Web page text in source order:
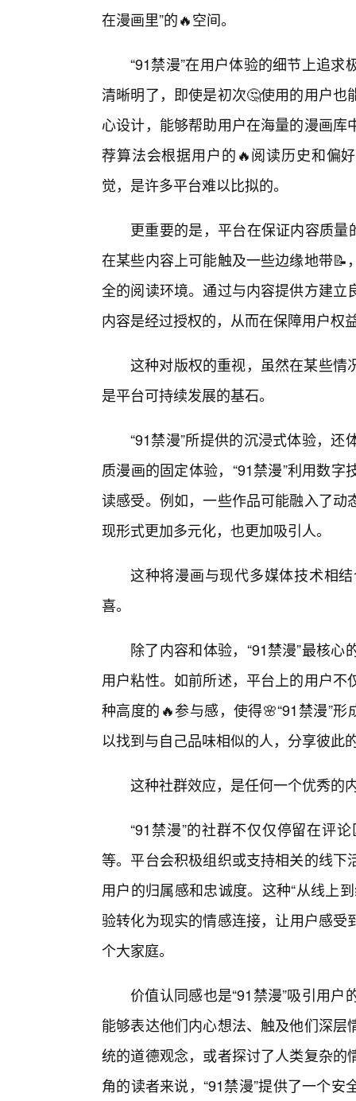
在漫画里”的🔥空间。
“91禁漫”在用户体验的细节上追
清晰明了，即使是初次🤔使用的用户
心设计，能够帮助用户在海量的漫画
荐算法会根据用户的🔥阅读历史和偏
觉，是许多平台难以比拟的。
更重要的是，平台在保证内容质量
在某些内容上可能触及一些边缘地带
全的阅读环境。通过与内容提供方建
内容是经过授权的，从而在保障用户权
这种对版权的重视，虽然在某些情
是平台可持续发展的基石。
“91禁漫”所提供的沉浸式体验，
质漫画的固定体验，“91禁漫”利用数
读感受。例如，一些作品可能融入了
现形式更加多元化，也更加吸引人。
这种将漫画与现代多媒体技术相
喜。
除了内容和体验，“91禁漫”最核
用户粘性。如前所述，平台上的用户
种高度的🔥参与感，使得🌸“91禁漫”
以找到与自己品味相似的人，分享彼此
这种社群效应，是任何一个优秀的
“91禁漫”的社群不仅仅停留在评
等。平台会积极组织或支持相关的线
用户的归属感和忠诚度。这种“从线上
验转化为现实的情感连接，让用户感
个大家庭。
价值认同感也是“91禁漫”吸引用
能够表达他们内心想法、触及他们深
统的道德观念，或者探讨了人类复杂
角的读者来说，“91禁漫”提供了一个